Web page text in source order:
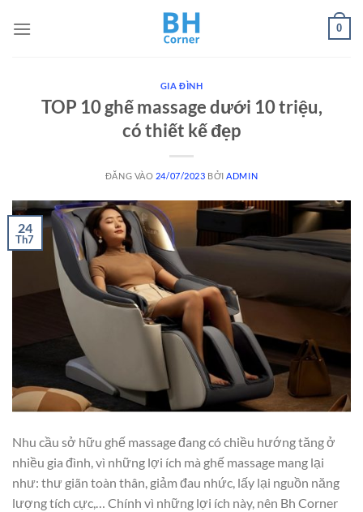
qua
0
GIA ĐÌNH
TOP 10 ghế massage dưới 10 triệu,
có thiết kế đẹp
ĐĂNG VÀO 24/07/2023 BỞI ADMIN
24
Th7
Nhu cầu sở hữu ghế massage đang có chiều hướng tăng ở
nhiều gia đình, vì những lợi ích mà ghế massage mang lại
như: thư giãn toàn thân, giảm đau nhức, lấy lại nguồn năng
lượng tích cực,… Chính vì những lợi ích này, nên Bh Corner